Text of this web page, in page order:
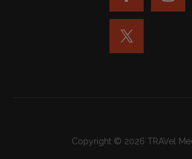
Copyright © 2026 TRAVel